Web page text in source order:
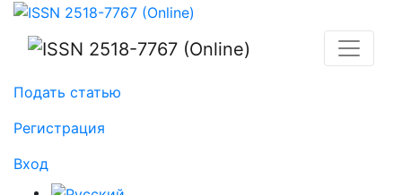
Использование учения арга билиг в сравнительном
Подать статью
Регистрация
Вход